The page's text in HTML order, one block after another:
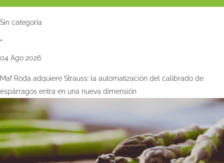
Sin categoría
•
04 Ago 2026
Maf Roda adquiere Strauss: la automatización del calibrado de
espárragos entra en una nueva dimensión